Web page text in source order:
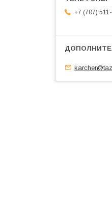
+7 (707)